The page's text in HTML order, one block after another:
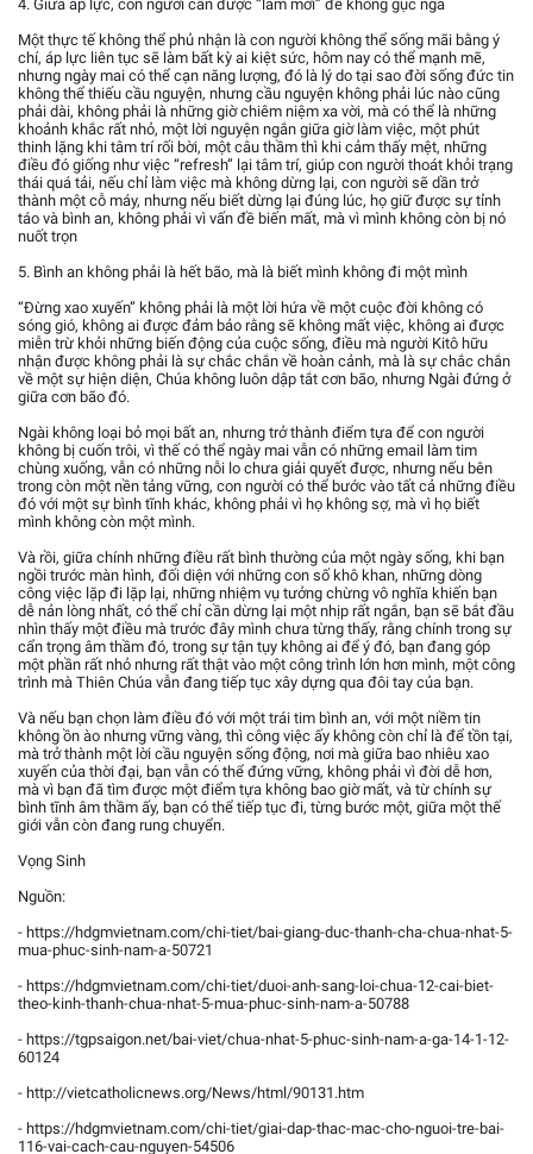
4. Giữa áp lực, con người cần được “làm mới” để không gục ngã
Một thực tế không thể phủ nhận là con người không thể sống mãi bằng ý
chí, áp lực liên tục sẽ làm bất kỳ ai kiệt sức, hôm nay có thể mạnh mẽ,
nhưng ngày mai có thể cạn năng lượng, đó là lý do tại sao đời sống đức tin
không thể thiếu cầu nguyện, nhưng cầu nguyện không phải lúc nào cũng
phải dài, không phải là những giờ chiêm niệm xa vời, mà có thể là những
khoảnh khắc rất nhỏ, một lời nguyện ngắn giữa giờ làm việc, một phút
thinh lặng khi tâm trí rối bời, một câu thầm thì khi cảm thấy mệt, những
điều đó giống như việc “refresh” lại tâm trí, giúp con người thoát khỏi trạng
thái quá tải, nếu chỉ làm việc mà không dừng lại, con người sẽ dần trở
thành một cỗ máy, nhưng nếu biết dừng lại đúng lúc, họ giữ được sự tỉnh
táo và bình an, không phải vì vấn đề biến mất, mà vì mình không còn bị nó
nuốt trọn
5. Bình an không phải là hết bão, mà là biết mình không đi một mình
“Đừng xao xuyến” không phải là một lời hứa về một cuộc đời không có
sóng gió, không ai được đảm bảo rằng sẽ không mất việc, không ai được
miễn trừ khỏi những biến động của cuộc sống, điều mà người Kitô hữu
nhận được không phải là sự chắc chắn về hoàn cảnh, mà là sự chắc chắn
về một sự hiện diện, Chúa không luôn dập tắt cơn bão, nhưng Ngài đứng ở
giữa cơn bão đó.
Ngài không loại bỏ mọi bất an, nhưng trở thành điểm tựa để con người
không bị cuốn trôi, vì thế có thể ngày mai vẫn có những email làm tim
chùng xuống, vẫn có những nỗi lo chưa giải quyết được, nhưng nếu bên
trong còn một nền tảng vững, con người có thể bước vào tất cả những điều
đó với một sự bình tĩnh khác, không phải vì họ không sợ, mà vì họ biết
mình không còn một mình.
Và rồi, giữa chính những điều rất bình thường của một ngày sống, khi bạn
ngồi trước màn hình, đối diện với những con số khô khan, những dòng
công việc lặp đi lặp lại, những nhiệm vụ tưởng chừng vô nghĩa khiến bạn
dễ nản lòng nhất, có thể chỉ cần dừng lại một nhịp rất ngắn, bạn sẽ bắt đầu
nhìn thấy một điều mà trước đây mình chưa từng thấy, rằng chính trong sự
cẩn trọng âm thầm đó, trong sự tận tụy không ai để ý đó, bạn đang góp
một phần rất nhỏ nhưng rất thật vào một công trình lớn hơn mình, một công
trình mà Thiên Chúa vẫn đang tiếp tục xây dựng qua đôi tay của bạn.
Và nếu bạn chọn làm điều đó với một trái tim bình an, với một niềm tin
không ồn ào nhưng vững vàng, thì công việc ấy không còn chỉ là để tồn tại,
mà trở thành một lời cầu nguyện sống động, nơi mà giữa bao nhiêu xao
xuyến của thời đại, bạn vẫn có thể đứng vững, không phải vì đời dễ hơn,
mà vì bạn đã tìm được một điểm tựa không bao giờ mất, và từ chính sự
bình tĩnh âm thầm ấy, bạn có thể tiếp tục đi, từng bước một, giữa một thế
giới vẫn còn đang rung chuyển.
Vọng Sinh
Nguồn:
- https://hdgmvietnam.com/chi-tiet/bai-giang-duc-thanh-cha-chua-nhat-5-
mua-phuc-sinh-nam-a-50721
- https://hdgmvietnam.com/chi-tiet/duoi-anh-sang-loi-chua-12-cai-biet-
theo-kinh-thanh-chua-nhat-5-mua-phuc-sinh-nam-a-50788
- https://tgpsaigon.net/bai-viet/chua-nhat-5-phuc-sinh-nam-a-ga-14-1-12-
60124
- http://vietcatholicnews.org/News/html/90131.htm
- https://hdgmvietnam.com/chi-tiet/giai-dap-thac-mac-cho-nguoi-tre-bai-
116-vai-cach-cau-nguyen-54506